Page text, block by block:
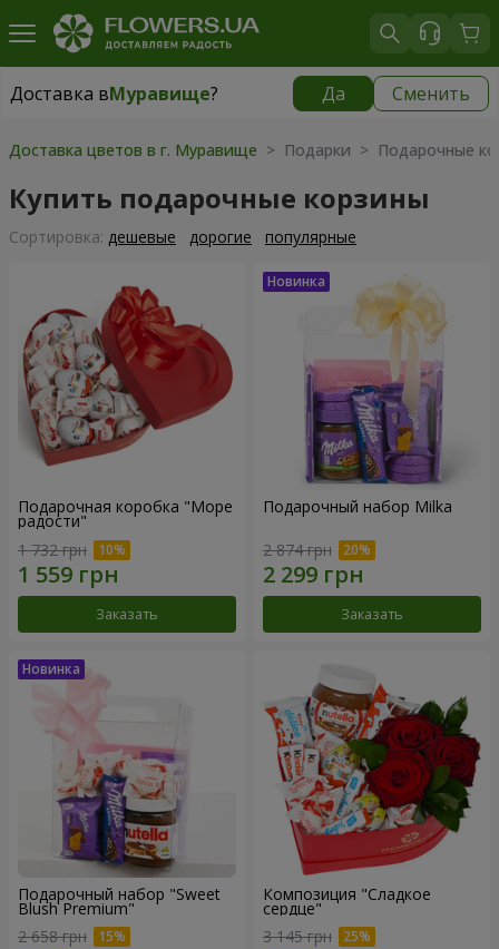
Доставка вМуравище? Да Сменить
Доставка вМуравище|
Доставка цветов в г. Муравище > Подарки > Подарочные
Купить подарочные корзины
Cортировка: дешевые дорогие популярные
Подарочная коробка "Море
радости"
1 732 грн
Заказать
Подарочный набор Milka
2 874 грн
Заказать
Подарочный набор "Sweet
Blush Premium"
2 658 грн
Композиция "Сладкое
сердце"
3 145 грн